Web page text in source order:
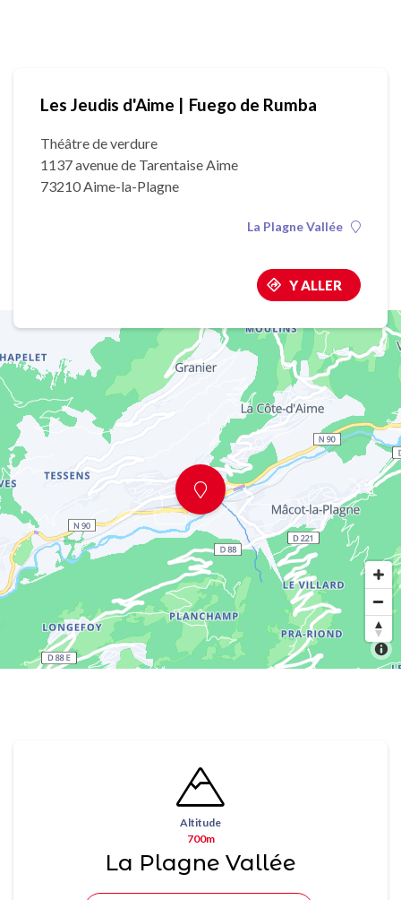
Les Jeudis d'Aime | Fuego de Rumba
Théâtre de verdure
1137 avenue de Tarentaise Aime
73210 Aime-la-Plagne
La Plagne Vallée
Y ALLER
Altitude
700m
La Plagne Vallée